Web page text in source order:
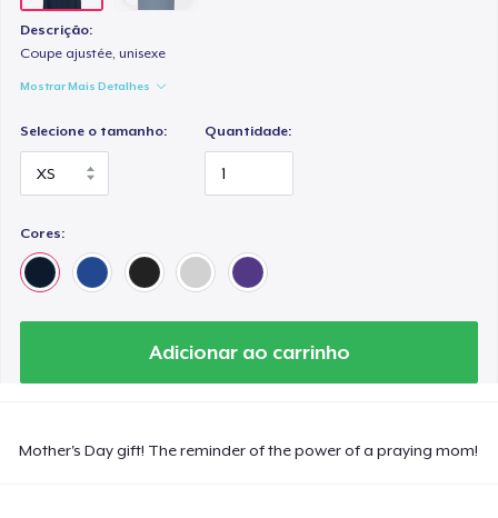
Descrição:
Coupe ajustée, unisexe
Mostrar Mais Detalhes
Selecione o tamanho: Quantidade:
Cores:
Adicionar ao carrinho
Mother's Day gift! The reminder of the power of a praying mom!